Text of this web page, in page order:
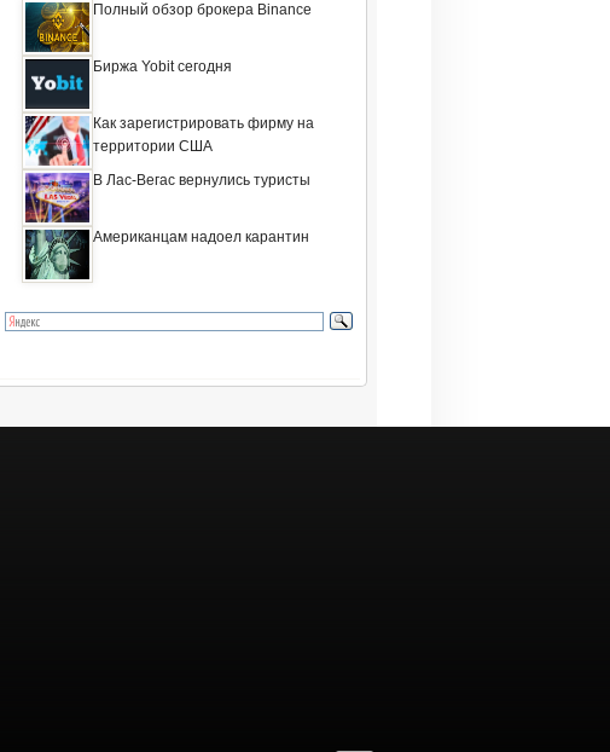
Полный обзор брокера Binance
Биржа Yobit сегодня
Как зарегистрировать фирму на
территории США
В Лас-Вегас вернулись туристы
Американцам надоел карантин